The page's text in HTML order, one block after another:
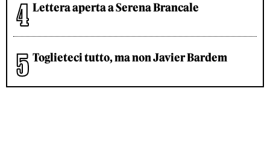
Lettera aperta a Serena Brancale
Toglieteci tutto, ma non Javier Bardem